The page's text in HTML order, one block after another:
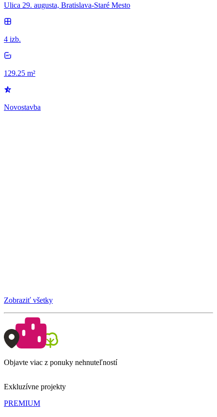
Ulica 29. augusta, Bratislava-Staré Mesto
4 izb.
129.25 m²
Novostavba
Zobraziť všetky
Objavte viac z ponuky nehnuteľností
Exkluzívne projekty
PREMIUM